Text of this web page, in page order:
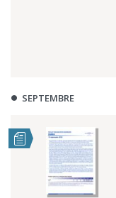
SEPTEMBRE